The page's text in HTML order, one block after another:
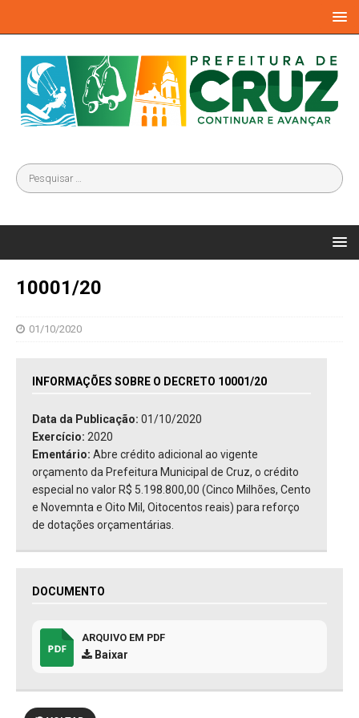
10001/20
01/10/2020
INFORMAÇÕES SOBRE O DECRETO 10001/20
Data da Publicação: 01/10/2020
Exercício: 2020
Ementário: Abre crédito adicional ao vigente
orçamento da Prefeitura Municipal de Cruz, o crédito
especial no valor R$ 5.198.800,00 (Cinco Milhões, Cento
e Novemnta e Oito Mil, Oitocentos reais) para reforço
de dotações orçamentárias.
DOCUMENTO
ARQUIVO EM PDF
Baixar